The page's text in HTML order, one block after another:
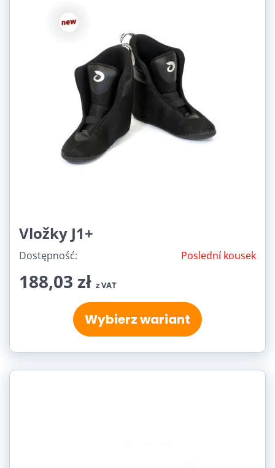
Vložky J1+
Dostępność: Poslední kousek
188,03 zł z VAT
Wybierz wariant